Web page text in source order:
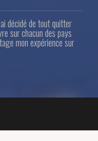
décidé de tout quitter
sur chacun des pays
mon expérience sur